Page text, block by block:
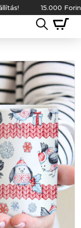
15.000 Forint